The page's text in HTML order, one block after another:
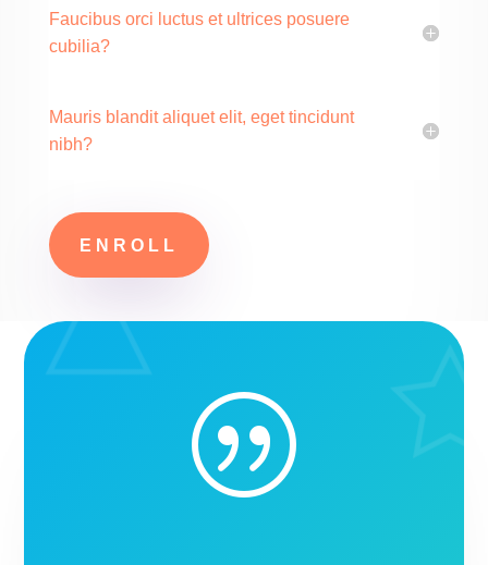
Faucibus orci luctus et ultrices posuere
cubilia?
Mauris blandit aliquet elit, eget tincidunt
nibh?
ENROLL
|